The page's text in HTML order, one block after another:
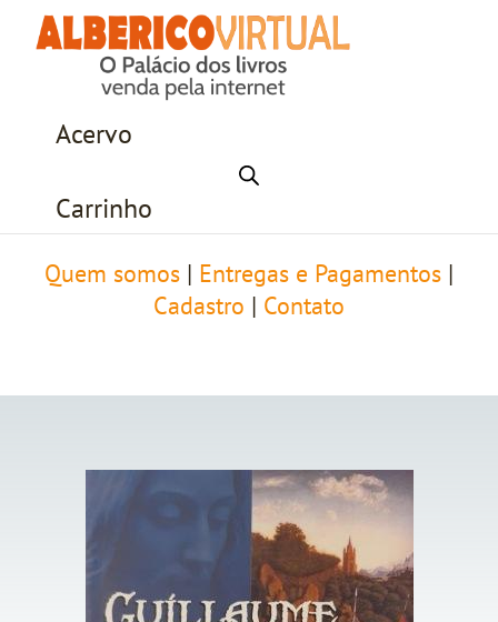
Acervo
Carrinho
Quem somos Entregas e Pagamentos
Cadastro
Contato